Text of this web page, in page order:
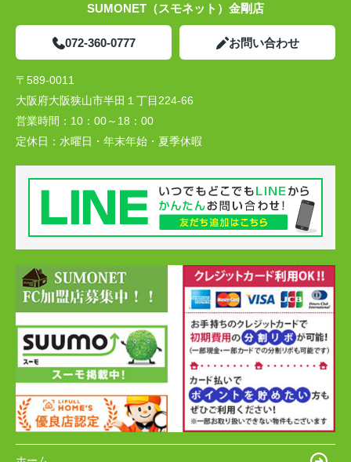
SUMONET（スモネット）金剛店
072-360-0777 お問い合わせ
〒589-0011
大阪府大阪狭山市半田１丁目224-66
営業時間： 10：00～18：00
定休日： 水曜日・年末年始・夏季休暇